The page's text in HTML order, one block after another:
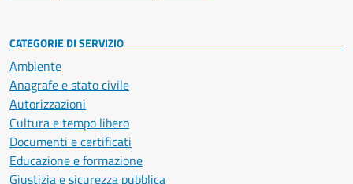
CATEGORIE DI SERVIZIO
Ambiente
Anagrafe e stato civile
Autorizzazioni
Cultura e tempo libero
Documenti e certificati
Educazione e formazione
Giustizia e sicurezza pubblica